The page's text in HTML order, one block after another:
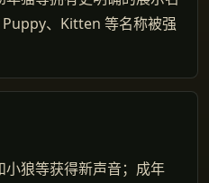
、Kitten 等名称被强
狼等获得新声音；成年